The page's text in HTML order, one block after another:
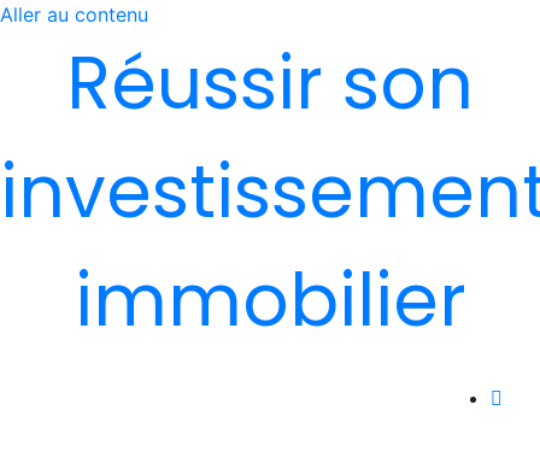
Aller au contenu
Réussir son
immobilier